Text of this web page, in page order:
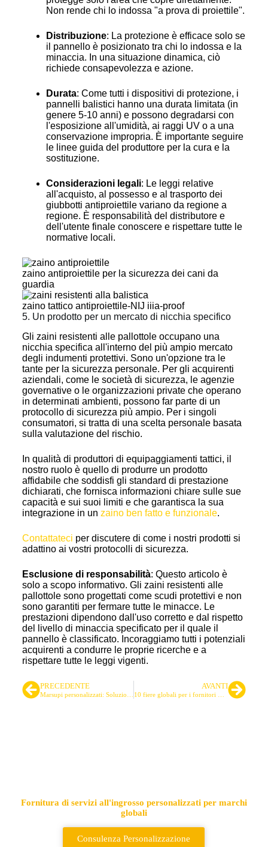
Non rende chi lo indossa "a prova di proiettile".
Distribuzione: La protezione è efficace solo se
il pannello è posizionato tra chi lo indossa e la
minaccia. In una situazione dinamica, ciò
richiede consapevolezza e azione.
Durata: Come tutti i dispositivi di protezione, i
pannelli balistici hanno una durata limitata (in
genere 5-10 anni) e possono degradarsi con
l'esposizione all'umidità, ai raggi UV o a una
conservazione impropria. È importante seguire
le linee guida del produttore per la cura e la
sostituzione.
Considerazioni legali: Le leggi relative
all'acquisto, al possesso e al trasporto dei
giubbotti antiproiettile variano da regione a
regione. È responsabilità del distributore e
dell'utente finale conoscere e rispettare tutte le
normative locali.
zaino antiproiettile per la sicurezza dei cani da
guardia
zaino tattico antiproiettile-NIJ iiia-proof
5. Un prodotto per un mercato di nicchia specifico
Gli zaini resistenti alle pallottole occupano una
nicchia specifica all'interno del più ampio mercato
degli indumenti protettivi. Sono un'opzione tra le
tante per la sicurezza personale. Per gli acquirenti
aziendali, come le società di sicurezza, le agenzie
governative o le organizzazioni private che operano
in determinati ambienti, possono far parte di un
protocollo di sicurezza più ampio. Per i singoli
consumatori, si tratta di una scelta personale basata
sulla valutazione del rischio.
In qualità di produttori di equipaggiamenti tattici, il
nostro ruolo è quello di produrre un prodotto
affidabile che soddisfi gli standard di prestazione
dichiarati, che fornisca informazioni chiare sulle sue
capacità e sui suoi limiti e che garantisca la sua
integrazione in un zaino ben fatto e funzionale.
Contattateci per discutere di come i nostri prodotti si
adattino ai vostri protocolli di sicurezza.
Esclusione di responsabilità: Questo articolo è
solo a scopo informativo. Gli zaini resistenti alle
pallottole sono progettati come scudi protettivi e non
sono garantiti per fermare tutte le minacce. Le
prestazioni dipendono dall'uso corretto e dal rispetto
del livello di minaccia specificato per il quale il
pannello è classificato. Incoraggiamo tutti i potenziali
acquirenti a condurre le proprie ricerche e a
rispettare tutte le leggi vigenti.
PRECEDENTE AVANTI
Fornitura di servizi all'ingrosso personalizzati per marchi
globali
Consulenza Personalizzazione